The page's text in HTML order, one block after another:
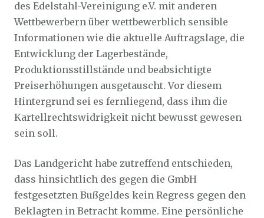
des Edelstahl-Vereinigung e.V. mit anderen
Wettbewerbern über wettbewerblich sensible
Informationen wie die aktuelle Auftragslage, die
Entwicklung der Lagerbestände,
Produktionsstillstände und beabsichtigte
Preiserhöhungen ausgetauscht. Vor diesem
Hintergrund sei es fernliegend, dass ihm die
Kartellrechtswidrigkeit nicht bewusst gewesen
sein soll.
Das Landgericht habe zutreffend entschieden,
dass hinsichtlich des gegen die GmbH
festgesetzten Bußgeldes kein Regress gegen den
Beklagten in Betracht komme. Eine persönliche